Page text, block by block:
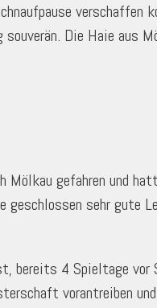
Die Haie aus
gefahren und
sehr gute
bereits 4 Spieltage
vorantreiben